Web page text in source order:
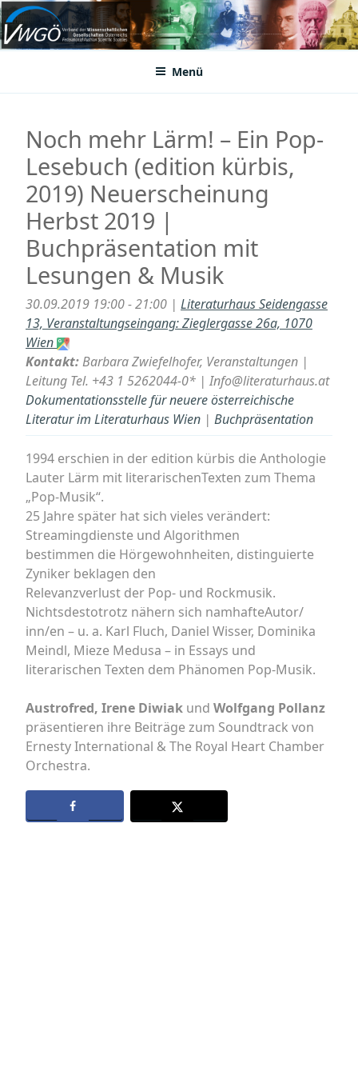
Zum
Inhalt
springenVWGÖ
Federation of Austrian Scientific Societies
Menü
Noch mehr Lärm! – Ein Pop-
Lesebuch (edition kürbis,
2019) Neuerscheinung
Herbst 2019 |
Buchpräsentation mit
Lesungen & Musik
30.09.2019 19:00 - 21:00 | Literaturhaus Seidengasse
13, Veranstaltungseingang: Zieglergasse 26a, 1070
Wien
Kontakt:Barbara Zwiefelhofer, Veranstaltungen |
Leitung Tel. +43 1 5262044-0* | Info@literaturhaus.at
Dokumentationsstelle für neuere österreichische
Literatur im Literaturhaus Wien | Buchpräsentation
1994 erschien in der edition kürbis die Anthologie
Lauter Lärm mit literarischenTexten zum Thema
„Pop-Musik“.
25 Jahre später hat sich vieles verändert:
Streamingdienste und Algorithmen
bestimmen die Hörgewohnheiten, distinguierte
Zyniker beklagen den
Relevanzverlust der Pop- und Rockmusik.
Nichtsdestotrotz nähern sich namhafteAutor/
inn/en – u. a. Karl Fluch, Daniel Wisser, Dominika
Meindl, Mieze Medusa – in Essays und
literarischen Texten dem Phänomen Pop-Musik.
Austrofred, Irene Diwiak und Wolfgang Pollanz
präsentieren ihre Beiträge zum Soundtrack von
Ernesty International & The Royal Heart Chamber
Orchestra.